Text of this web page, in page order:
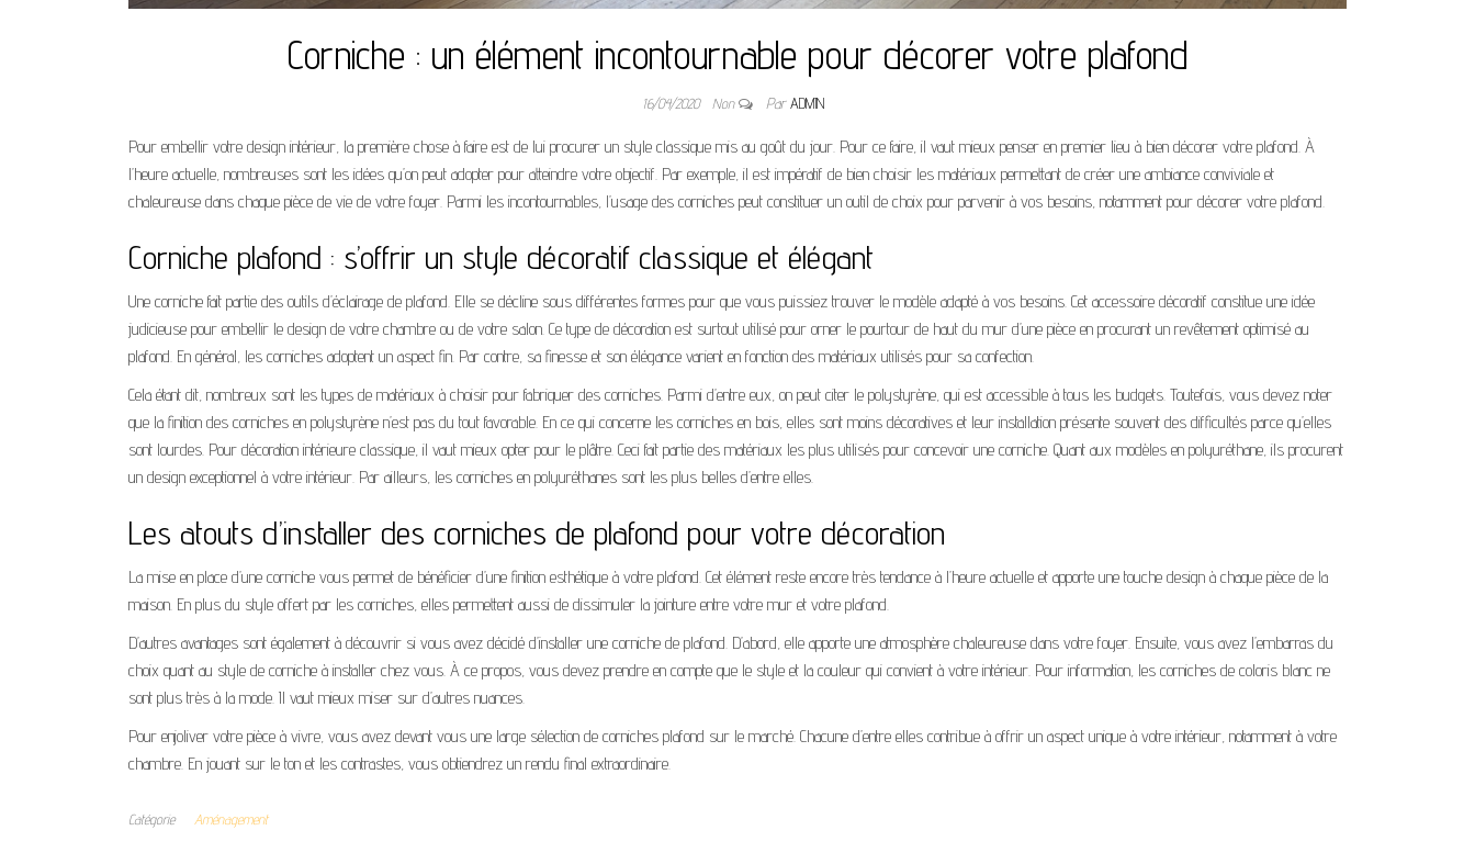
Corniche : un élément incontournable pour décorer votre plafond
16/04/2020 Non ParADMIN
Pour embellir votre design intérieur, la première chose à faire est de lui procurer un style classique mis au goût du jour. Pour ce faire, il vaut mieux penser en premier lieu à bien décorer votre plafond. À
l’heure actuelle, nombreuses sont les idées qu’on peut adopter pour atteindre votre objectif. Par exemple, il est impératif de bien choisir les matériaux permettant de créer une ambiance conviviale et
chaleureuse dans chaque pièce de vie de votre foyer. Parmi les incontournables, l’usage des corniches peut constituer un outil de choix pour parvenir à vos besoins, notamment pour décorer votre plafond.
Corniche plafond : s’offrir un style décoratif classique et élégant
Une corniche fait partie des outils d’éclairage de plafond. Elle se décline sous différentes formes pour que vous puissiez trouver le modèle adapté à vos besoins. Cet accessoire décoratif constitue une idée
judicieuse pour embellir le design de votre chambre ou de votre salon. Ce type de décoration est surtout utilisé pour orner le pourtour de haut du mur d’une pièce en procurant un revêtement optimisé au
plafond. En général, les corniches adoptent un aspect fin. Par contre, sa finesse et son élégance varient en fonction des matériaux utilisés pour sa confection.
Cela étant dit, nombreux sont les types de matériaux à choisir pour fabriquer des corniches. Parmi d’entre eux, on peut citer le polystyrène, qui est accessible à tous les budgets. Toutefois, vous devez noter
que la finition des corniches en polystyrène n’est pas du tout favorable. En ce qui concerne les corniches en bois, elles sont moins décoratives et leur installation présente souvent des difficultés parce qu’elles
sont lourdes. Pour décoration intérieure classique, il vaut mieux opter pour le plâtre. Ceci fait partie des matériaux les plus utilisés pour concevoir une corniche. Quant aux modèles en polyuréthane, ils procurent
un design exceptionnel à votre intérieur. Par ailleurs, les corniches en polyuréthanes sont les plus belles d’entre elles.
Les atouts d’installer des corniches de plafond pour votre décoration
La mise en place d’une corniche vous permet de bénéficier d’une finition esthétique à votre plafond. Cet élément reste encore très tendance à l’heure actuelle et apporte une touche design à chaque pièce de la
maison. En plus du style offert par les corniches, elles permettent aussi de dissimuler la jointure entre votre mur et votre plafond.
D’autres avantages sont également à découvrir si vous avez décidé d’installer une corniche de plafond. D’abord, elle apporte une atmosphère chaleureuse dans votre foyer. Ensuite, vous avez l’embarras du
choix quant au style de corniche à installer chez vous. À ce propos, vous devez prendre en compte que le style et la couleur qui convient à votre intérieur. Pour information, les corniches de coloris blanc ne
sont plus très à la mode. Il vaut mieux miser sur d’autres nuances.
Pour enjoliver votre pièce à vivre, vous avez devant vous une large sélection de corniches plafond sur le marché. Chacune d’entre elles contribue à offrir un aspect unique à votre intérieur, notamment à votre
chambre. En jouant sur le ton et les contrastes, vous obtiendrez un rendu final extraordinaire.
Catégorie Aménagement